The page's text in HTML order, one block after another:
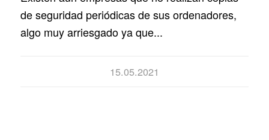
de seguridad periódicas de sus ordenadores,
algo muy arriesgado ya que...
15.05.2021